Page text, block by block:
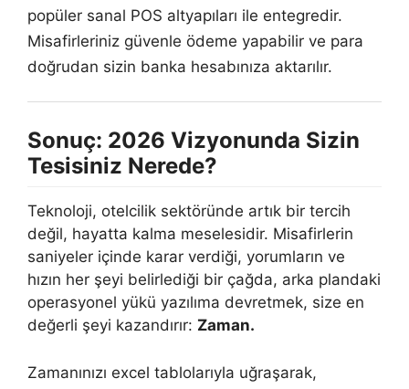
popüler sanal POS altyapıları ile entegredir.
Misafirleriniz güvenle ödeme yapabilir ve para
doğrudan sizin banka hesabınıza aktarılır.
Sonuç: 2026 Vizyonunda Sizin
Tesisiniz Nerede?
Teknoloji, otelcilik sektöründe artık bir tercih
değil, hayatta kalma meselesidir. Misafirlerin
saniyeler içinde karar verdiği, yorumların ve
hızın her şeyi belirlediği bir çağda, arka plandaki
operasyonel yükü yazılıma devretmek, size en
değerli şeyi kazandırır: Zaman.
Zamanınızı excel tablolarıyla uğraşarak,